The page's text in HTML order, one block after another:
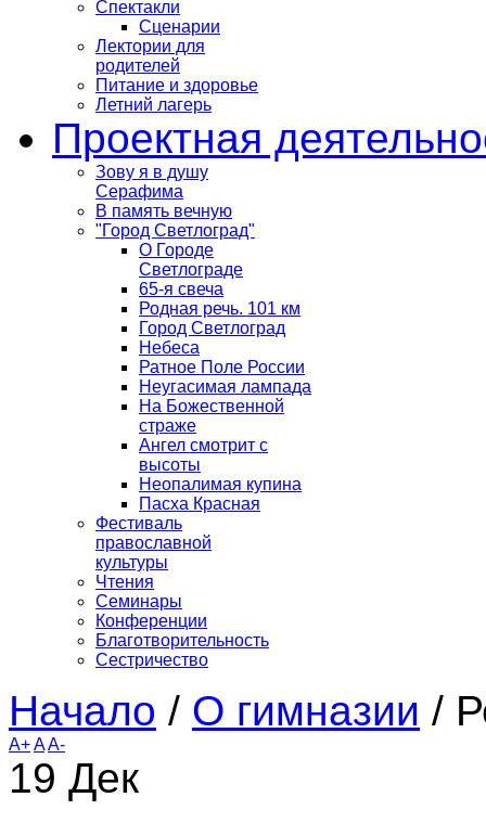
Спектакли
Сценарии
Лектории для
родителей
Питание и здоровье
Летний лагерь
Проектная
Зову я в душу
Серафима
В память вечную
"Город Светлоград"
О Городе
Светлограде
65-я свеча
Родная речь. 101 км
Город Светлоград
Небеса
Ратное Поле России
Неугасимая лампада
На Божественной
страже
Ангел смотрит с
высоты
Неопалимая купина
Пасха Красная
Фестиваль
православной
культуры
Чтения
Семинары
Конференции
Благотворительность
Сестричество
Начало / О гимназии /
A+AA-
19 Дек